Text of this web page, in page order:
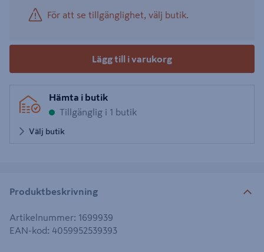
För att se tillgänglighet, välj butik.
Lägg till i varukorg
Hämta i butik
Tillgänglig i 1 butik
Välj butik
Produktbeskrivning
Artikelnummer: 1699939
EAN-kod: 4059952539393